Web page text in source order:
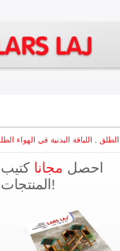
الطلق
احصل مجانا كتيب
المنتجات!